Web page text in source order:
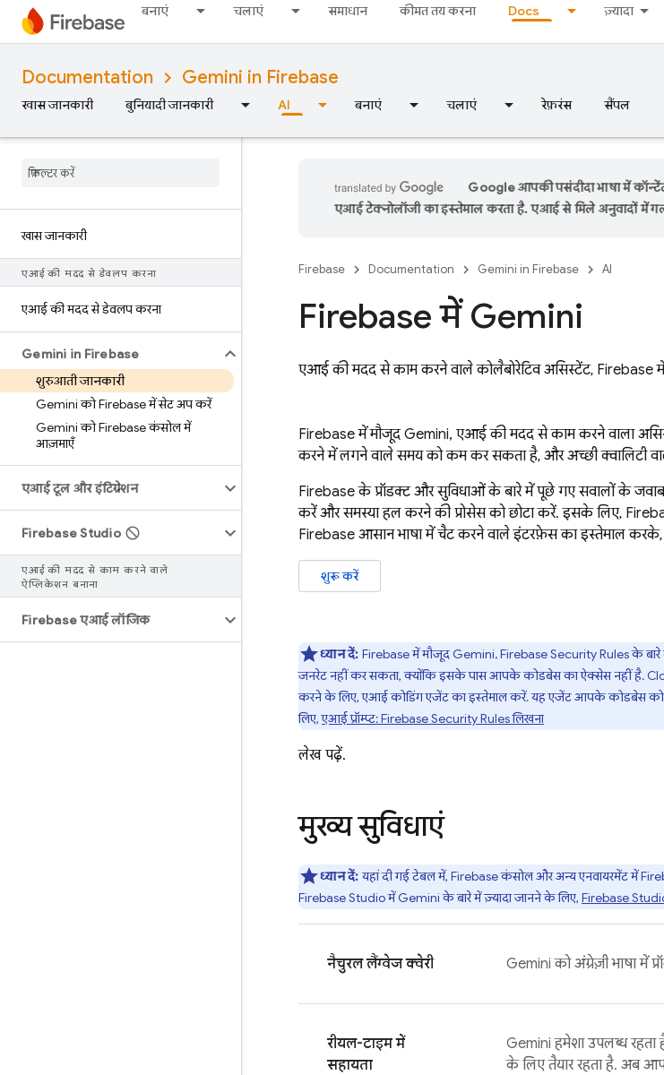
बनाएं चलाएं समाधान कीमत तय करना Docs ज़्यादा
Documentation Gemini in Firebase
खास जानकारी बुनियादी जानकारी AI बनाएं चलाएं रेफ़रंस सैंपल
खास जानकारी
एआई की मदद से डेवलप करना
एआई की मदद से डेवलप करना
Gemini in Firebase
शुरुआती जानकारी
Gemini को Firebase में सेट अप करें
Gemini को Firebase कंसोल में
आज़माएँ
एआई टूल और इंटिग्रेशन
Firebase Studio
एआई की मदद से काम करने वाले
ऐप्लिकेशन बनाना
Firebase एआई लॉजिक
Google आपकी पसंदीदा भाषा में
एआई टेक्नोलॉजी का इस्तेमाल करता है. एआई से मिले अनुवादों में
Firebase Documentation Gemini in Firebase AI
Firebaseमें Gemini
एआई की मदद से काम करने वाले कोलैबोरेटिव असिस्टेंट, Firebase
Firebaseमें मौजूद Gemini, एआई की मदद से काम करने वाला
करने में लगने वाले समय को कम कर सकता है, और अच्छी क्वालिटी
Firebase के प्रॉडक्ट और सुविधाओं के बारे में पूछे गए सवालों के
करें और समस्या हल करने की प्रोसेस को छोटा करें. इसके लिए,
Firebase आसान भाषा में चैट करने वाले इंटरफ़ेस का इस्तेमाल करके,
शुरू करें
ध्यान दें: Firebaseमें मौजूद Gemini,Firebase Security Rulesके बारे
जनरेट नहीं कर सकता, क्योंकि इसके पास आपके कोडबेस का ऐक्सेस नहीं है.
करने के लिए, एआई कोडिंग एजेंट का इस्तेमाल करें. यह एजेंट आपके कोडबेस
लिए,एआई प्रॉम्प्ट:Firebase Security Rulesलिखना
लेख पढ़ें.
मुख्य सुविधाएं
ध्यान दें:यहां दी गई टेबल में, Firebaseकंसोल और अन्य एनवायरमेंट में
Firebase StudioमेंGeminiके बारे में ज़्यादा जानने के लिए, Firebase
नैचुरल लैंग्वेज क्वेरी Gemini को अंग्रेज़ी भाषा में
रीयल-टाइम में
सहायता
Gemini हमेशा उपलब्ध
के लिए तैयार रहता है. अब